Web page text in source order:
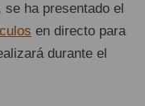
ha presentado el
en directo para
durante el